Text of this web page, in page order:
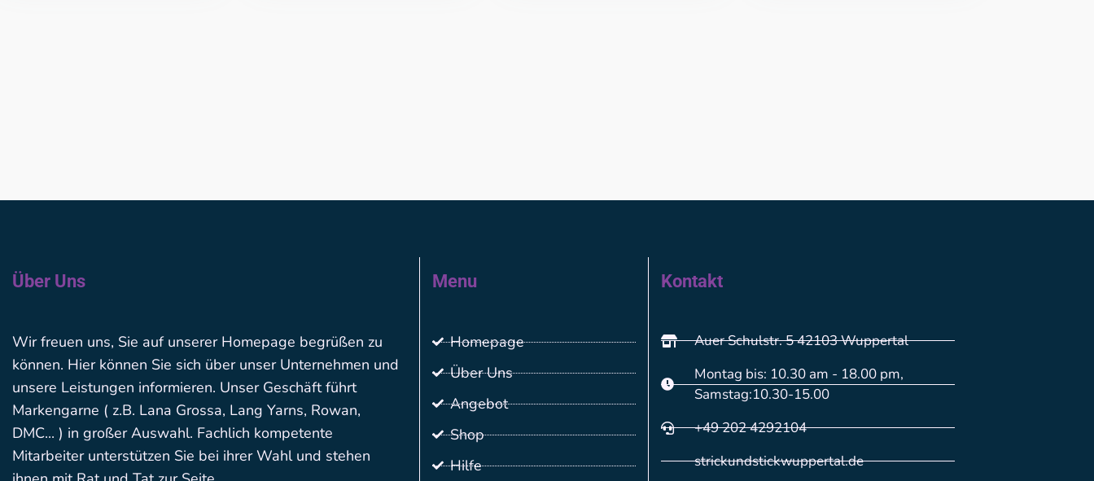
Über Uns
Wir freuen uns, Sie auf unserer Homepage begrüßen zu
können. Hier können Sie sich über unser Unternehmen und
unsere Leistungen informieren. Unser Geschäft führt
Markengarne ( z.B. Lana Grossa, Lang Yarns, Rowan,
DMC... ) in großer Auswahl. Fachlich kompetente
Mitarbeiter unterstützen Sie bei ihrer Wahl und stehen
Menu
Homepage
Über Uns
Angebot
Shop
Hilfe
Kontakt
Auer Schulstr. 5 42103 Wuppertal
Montag bis: 10.30 am - 18.00 pm,
Samstag:10.30-15.00
+49 202 4292104
strickundstickwuppertal.de